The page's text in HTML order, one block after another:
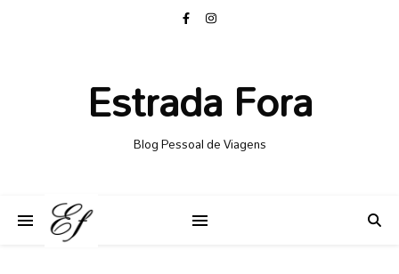
Estrada Fora
Blog Pessoal de Viagens